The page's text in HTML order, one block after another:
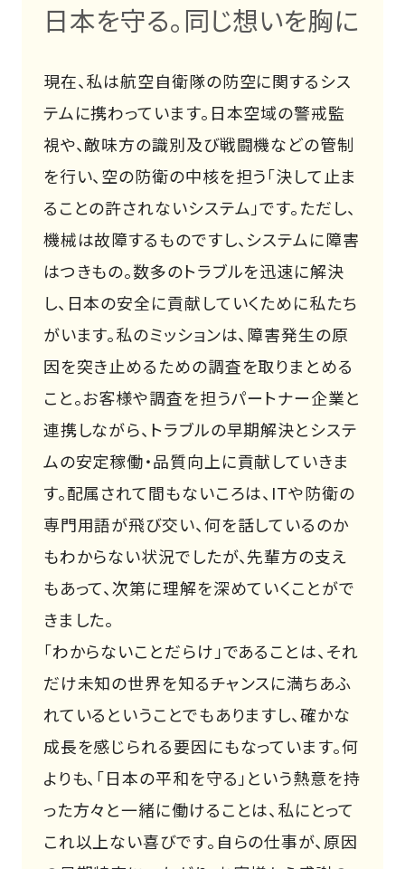
日本を守る。同じ想いを胸に
現在、私は航空自衛隊の防空に関するシス
テムに携わっています。日本空域の警戒監
視や、敵味方の識別及び戦闘機などの管制
を行い、空の防衛の中核を担う「決して止ま
ることの許されないシステム」です。ただし、
機械は故障するものですし、システムに障害
はつきもの。数多のトラブルを迅速に解決
し、日本の安全に貢献していくために私たち
がいます。私のミッションは、障害発⽣の原
因を突き⽌めるための調査を取りまとめる
こと。お客様や調査を担うパートナー企業と
連携しながら、トラブルの早期解決とシステ
ムの安定稼働・品質向上に貢献していきま
す。配属されて間もないころは、ITや防衛の
専門用語が飛び交い、何を話しているのか
もわからない状況でしたが、先輩方の支え
もあって、次第に理解を深めていくことがで
きました。
「わからないことだらけ」であることは、それ
だけ未知の世界を知るチャンスに満ちあふ
れているということでもありますし、確かな
成長を感じられる要因にもなっています。何
よりも、「日本の平和を守る」という熱意を持
った方々と一緒に働けることは、私にとって
これ以上ない喜びです。自らの仕事が、原因